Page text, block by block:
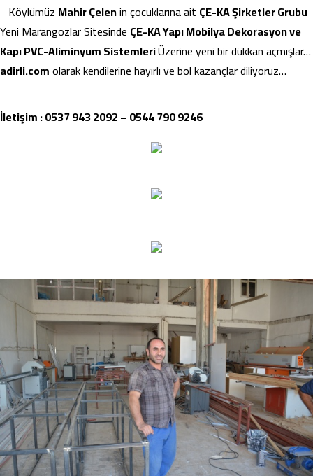
Köylümüz Mahir Çelenin çocuklarına ait ÇE-KA Şirketler Grubu
Yeni Marangozlar Sitesinde ÇE-KA Yapı Mobilya Dekorasyon ve
Kapı PVC-Aliminyum SistemleriÜzerine yeni bir dükkan açmışlar…
adirli.comolarak kendilerine hayırlı ve bol kazançlar diliyoruz…
İletişim : 0537 943 2092 – 0544 790 9246